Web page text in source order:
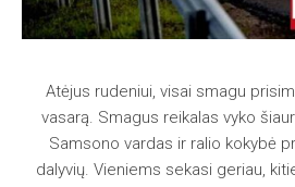
Atėjus rudeniui, visai smagu
vasarą. Smagus reikalas vyko
Samsono vardas ir ralio kokybė
dalyvių. Vieniems sekasi geriau,